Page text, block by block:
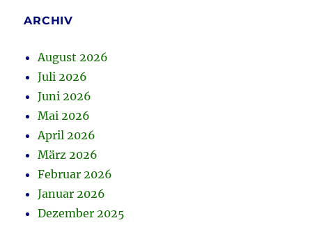
ARCHIV
August 2026
Juli 2026
Juni 2026
Mai 2026
April 2026
März 2026
Februar 2026
Januar 2026
Dezember 2025